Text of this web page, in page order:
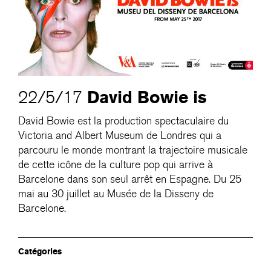
22/5/17 David Bowie is
David Bowie est la production spectaculaire du
Victoria and Albert Museum de Londres qui a
parcouru le monde montrant la trajectoire musicale
de cette icône de la culture pop qui arrive à
Barcelone dans son seul arrêt en Espagne. Du 25
mai au 30 juillet au Musée de la Disseny de
Barcelone.
Catégories